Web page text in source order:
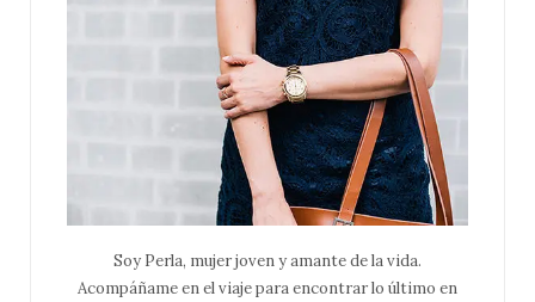
Soy Perla, mujer joven y amante de la vida.
Acompáñame en el viaje para encontrar lo último en